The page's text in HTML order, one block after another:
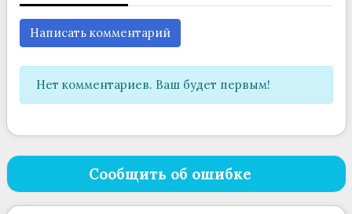
Написать комментарий
Нет комментариев. Ваш будет первым!
Сообщить об ошибке